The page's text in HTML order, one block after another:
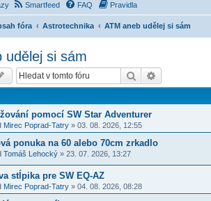
Smartfeed FAQ Pravidla
fóra Astrotechnika ATM aneb udělej si sám
udělej si sám
Hledat
pomocí SW Star Adventurer
Mirec Poprad-Tatry » 03. 08. 2026, 12:55
ponuka na 60 alebo 70cm zrkadlo
Tomáš Lehocký » 23. 07. 2026, 13:27
stĺpika pre SW EQ-AZ
Mirec Poprad-Tatry » 04. 08. 2026, 08:28